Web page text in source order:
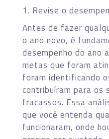
1. Revise o
Antes de fazer
o ano novo, é
desempenho do ano
metas que foram
foram identificando
contribuíram para os
fracassos. Essa
que você entenda
funcionaram, onde